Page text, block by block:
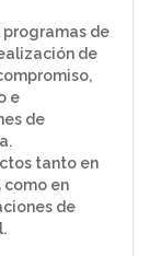
programas de
de
e
de
tanto en
como en
de